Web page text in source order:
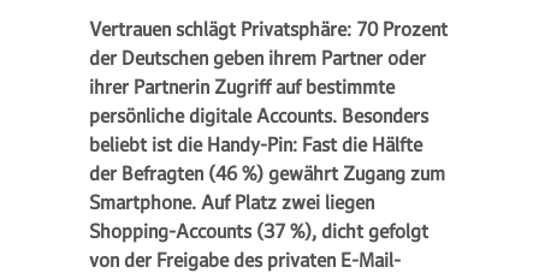
Vertrauen schlägt Privatsphäre: 70 Prozent
der Deutschen geben ihrem Partner oder
ihrer Partnerin Zugriff auf bestimmte
persönliche digitale Accounts. Besonders
beliebt ist die Handy-Pin: Fast die Hälfte
der Befragten (46 %) gewährt Zugang zum
Smartphone. Auf Platz zwei liegen
Shopping-Accounts (37 %), dicht gefolgt
von der Freigabe des privaten E-Mail-